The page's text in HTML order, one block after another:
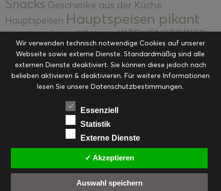
Snacks Geschenke aus der Küche
Hauptspeisen Hauptspeisen pikant
Hauptspeisen süßKekseKITCHENSTORIES
Kuchen, Torten & Desserts Kuchen und
Desserts Kulinarik Kulinarische Mitbringsel &
Eingemachtes Ohne Kategorie Ostern Resteküche
RezepteSaisonalSliderStartseite
Suppen, Salate & Vorspeisen
Vorspeisen, Salate & Suppen
Weihnachten Workshops & Events
Wir verwenden technisch notwendige Cookies auf unserer
Webseite sowie externe Dienste. Standardmäßig sind alle
externen Dienste deaktiviert. Sie können diese jedoch nach
belieben aktivieren & deaktivieren. Für weitere Informationen
lesen Sie unsere Datenschutzbestimmungen.
Essenziell
Statistik
Externe Dienste
✓ Akzeptieren
Auswahl speichern